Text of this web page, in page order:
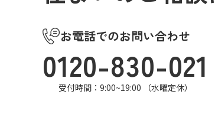
お電話でのお問い合わせ
0120-830-021
受付時間：9:00~19:00 （水曜定休）